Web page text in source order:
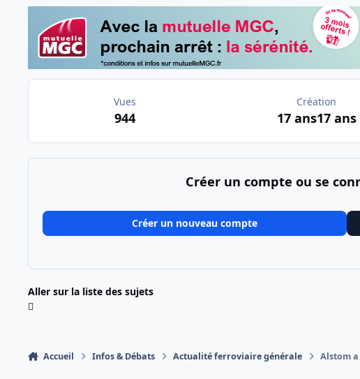
Vues
944
Création
17 ans17 ans
Créer un compte ou se
Créer un nouveau compte
Aller sur la liste des sujets
Accueil Infos & Débats Actualité ferroviaire générale Alstom